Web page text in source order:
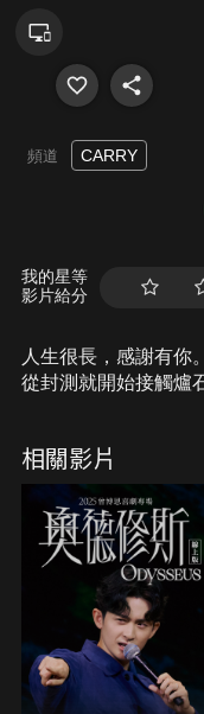
頻道 CARRY
我的星等
影片給分
人生很長，感謝有你。
從封測就開始接觸爐
醒。
從陰暗幽霾的蛇界
豫，恭請蛇界至尊雙
OSkomodo 還不一
相關影片